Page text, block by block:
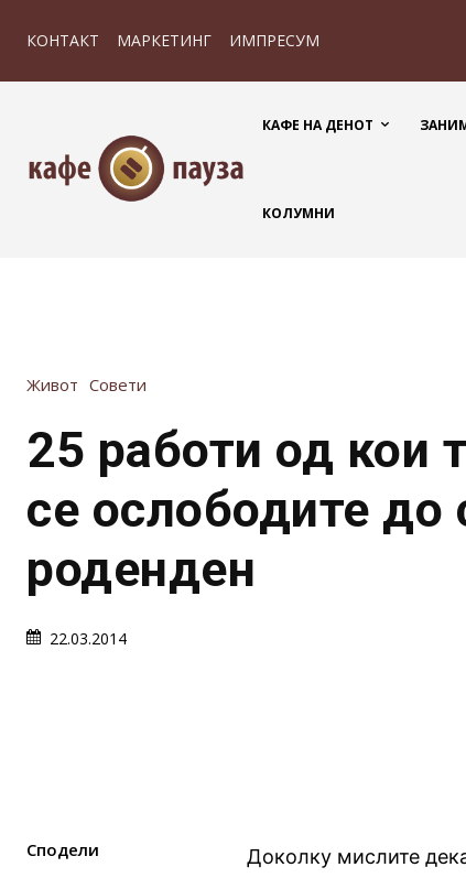
КОНТАКТ МАРКЕТИНГ ИМПРЕСУМ
КАФЕ НА ДЕНОТ
КОЛУМНИ
Живот Совети
25 работи од кои
се ослободите до
роденден
22.03.2014
Сподели
Доколку мислите